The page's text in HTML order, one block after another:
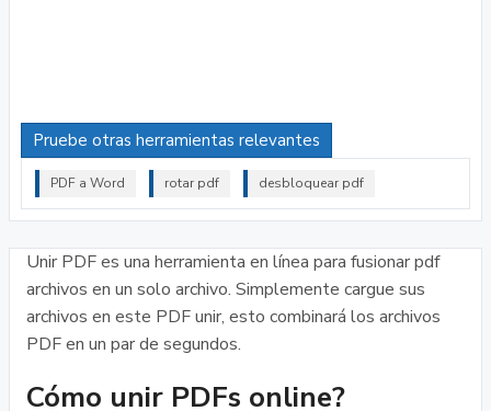
Pruebe otras herramientas relevantes
PDF a Word rotar pdf desbloquear pdf
Unir PDF es una herramienta en línea para fusionar pdf
archivos en un solo archivo. Simplemente cargue sus
archivos en este PDF unir, esto combinará los archivos
PDF en un par de segundos.
Cómo unir PDFs online?